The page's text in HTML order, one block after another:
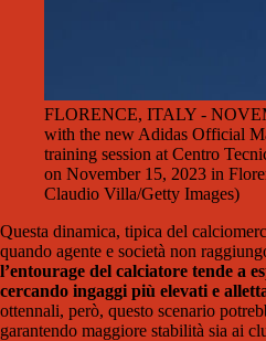
FLORENCE, ITALY -
with the new Adidas Official
training session at Centro
on November 15, 2023 in
Claudio Villa/Getty Images)
Questa dinamica, tipica del
quando agente e società non
l’entourage del calciatore tende a
cercando ingaggi più elevati e
ottennali, però, questo scenario
garantendo maggiore stabilità sia ai